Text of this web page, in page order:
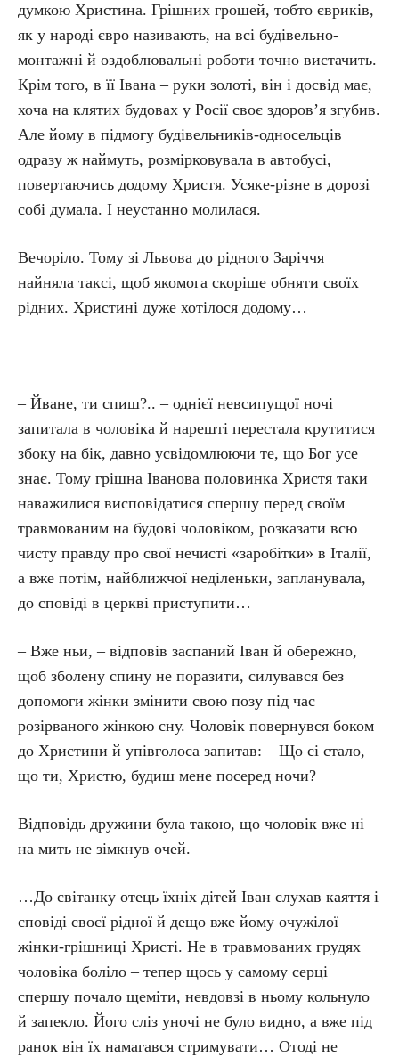
думкою Христина. Грішних грошей, тобто євриків,
як у народі євро називають, на всі будівельно-
монтажні й оздоблювальні роботи точно вистачить.
Крім того, в її Івана – руки золоті, він і досвід має,
хоча на клятих будовах у Росії своє здоров’я згубив.
Але йому в підмогу будівельників-односельців
одразу ж наймуть, розмірковувала в автобусі,
повертаючись додому Христя. Усяке-різне в дорозі
собі думала. І неустанно молилася.
Вечоріло. Тому зі Львова до рідного Заріччя
найняла таксі, щоб якомога скоріше обняти своїх
рідних. Христині дуже хотілося додому…
– Йване, ти спиш?.. – однієї невсипущої ночі
запитала в чоловіка й нарешті перестала крутитися
збоку на бік, давно усвідомлюючи те, що Бог усе
знає. Тому грішна Іванова половинка Христя таки
наважилися висповідатися спершу перед своїм
травмованим на будові чоловіком, розказати всю
чисту правду про свої нечисті «заробітки» в Італії,
а вже потім, найближчої неділеньки, запланувала,
до сповіді в церкві приступити…
– Вже ньи, – відповів заспаний Іван й обережно,
щоб зболену спину не поразити, силувався без
допомоги жінки змінити свою позу під час
розірваного жінкою сну. Чоловік повернувся боком
до Христини й упівголоса запитав: – Що сі стало,
що ти, Христю, будиш мене посеред ночи?
Відповідь дружини була такою, що чоловік вже ні
на мить не зімкнув очей.
…До світанку отець їхніх дітей Іван слухав каяття і
сповіді своєї рідної й дещо вже йому очужілої
жінки-грішниці Христі. Не в травмованих грудях
чоловіка боліло – тепер щось у самому серці
спершу почало щеміти, невдовзі в ньому кольнуло
й запекло. Його сліз уночі не було видно, а вже під
ранок він їх намагався стримувати… Отоді не